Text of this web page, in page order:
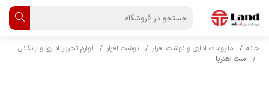
خانه ملزومات اداری و نوشت افزار نوشت افزار
لوازم تحریر اداری و بایگانی
ست آهنربا